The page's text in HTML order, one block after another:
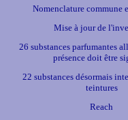
Nomenclature commune
Mise à jour de
26 substances parfumantes
présence doit être
22 substances désormais
teintures
Reach